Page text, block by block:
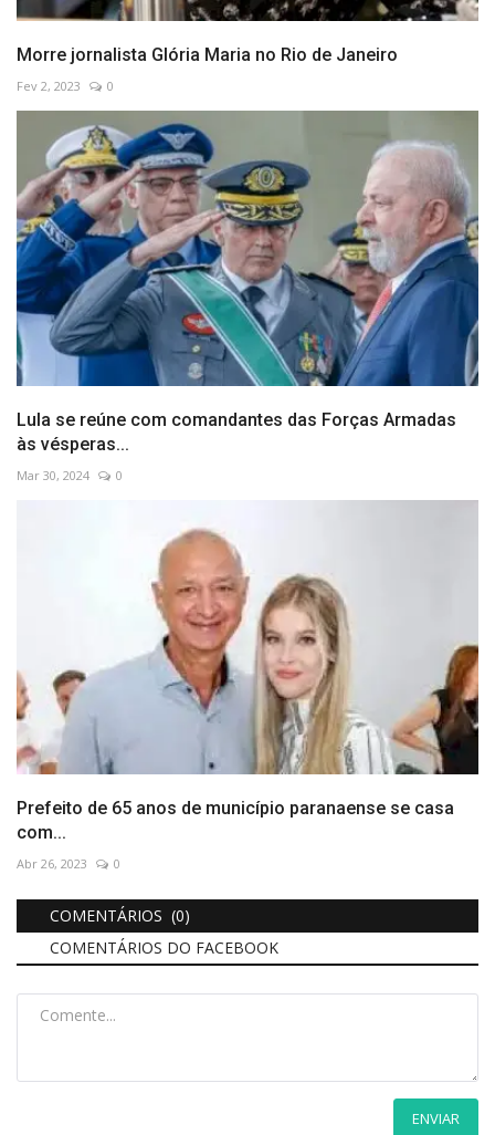
Morre jornalista Glória Maria no Rio de Janeiro
Fev 2, 2023 0
Lula se reúne com comandantes das Forças Armadas
às vésperas...
Mar 30, 2024 0
Prefeito de 65 anos de município paranaense se casa
com...
Abr 26, 2023 0
COMENTÁRIOS (0)
COMENTÁRIOS DO FACEBOOK
ENVIAR